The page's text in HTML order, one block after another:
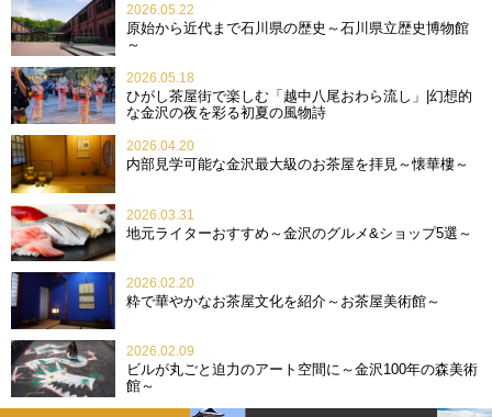
2026.05.22
原始から近代まで石川県の歴史～石川県立歴史博物館
～
2026.05.18
ひがし茶屋街で楽しむ「越中八尾おわら流し」|幻想的
な金沢の夜を彩る初夏の風物詩
2026.04.20
内部見学可能な金沢最大級のお茶屋を拝見～懐華樓～
2026.03.31
地元ライターおすすめ～金沢のグルメ&ショップ5選～
2026.02.20
粋で華やかなお茶屋文化を紹介～お茶屋美術館～
2026.02.09
ビルが丸ごと迫力のアート空間に～金沢100年の森美術
館～